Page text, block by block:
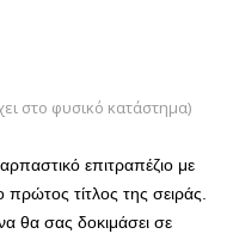
στο φυσικό κατάστημα)
επιτραπέζιο με
πρώτος τίτλος της σειράς.
θα σας δοκιμάσει σε